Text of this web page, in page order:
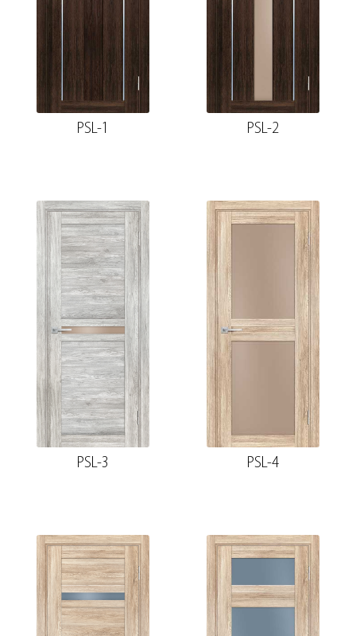
PSL-1 PSL-2
PSL-3 PSL-4